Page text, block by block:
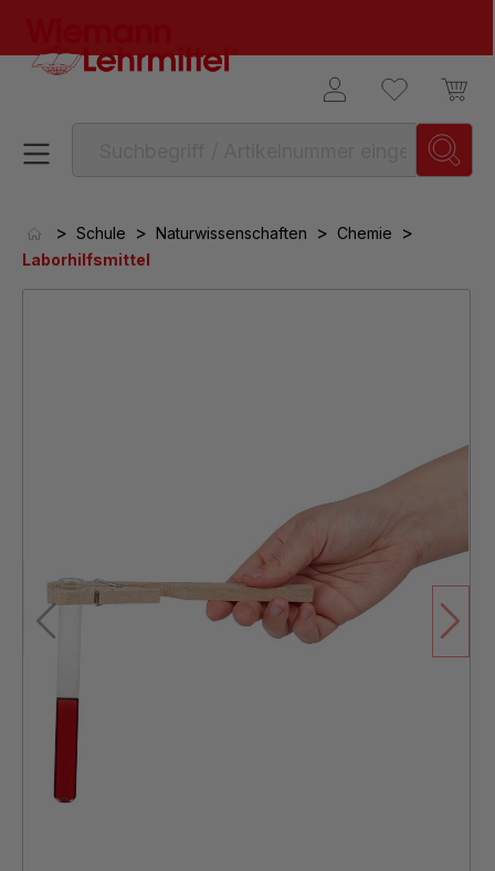
> Schule > Naturwissenschaften > Chemie >
Laborhilfsmittel